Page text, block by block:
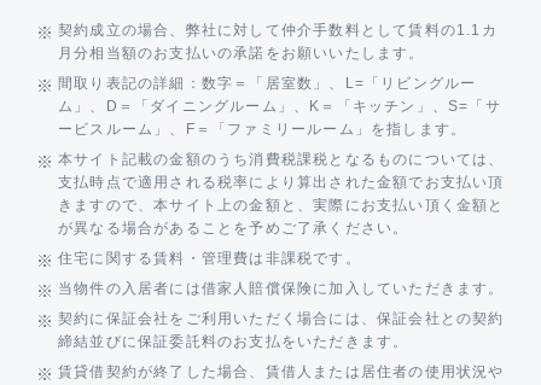
契約成立の場合、弊社に対して仲介手数料として賃料の1.1カ
月分相当額のお支払いの承諾をお願いいたします。
間取り表記の詳細：数字＝「居室数」、L=「リビングルー
ム」、D＝「ダイニングルーム」、K＝「キッチン」、S=「サ
ービスルーム」、F＝「ファミリールーム」を指します。
本サイト記載の金額のうち消費税課税となるものについては、
支払時点で適用される税率により算出された金額でお支払い頂
きますので、本サイト上の金額と、実際にお支払い頂く金額と
が異なる場合があることを予めご了承ください。
住宅に関する賃料・管理費は非課税です。
当物件の入居者には借家人賠償保険に加入していただきます。
契約に保証会社をご利用いただく場合には、保証会社との契約
締結並びに保証委託料のお支払をいただきます。
賃貸借契約が終了した場合、賃借人または居住者の使用状況や